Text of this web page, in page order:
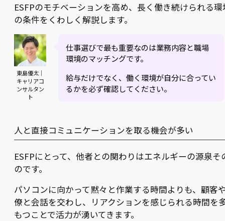
ESFPのモチベーションを高め、長く働き続けられる環
の条件をくわしく解説します。
東島優太｜
キャリアコ
ンサルタン
ト
仕事選びで最も重要なのは業務内容と職場
環境のマッチングです。
給与だけでなく、働く環境が自分に合ってい
るかを必ず確認してください。
人と直接コミュニケーションを取る機会が多い
ESFPにとって、他者との関わりはエネルギーの源泉そ
のです。
パソコンに向かって黙々と作業する時間よりも、顧客
僚と会話を交わし、リアクションを感じられる時間を
もつことで活力が湧いてきます。